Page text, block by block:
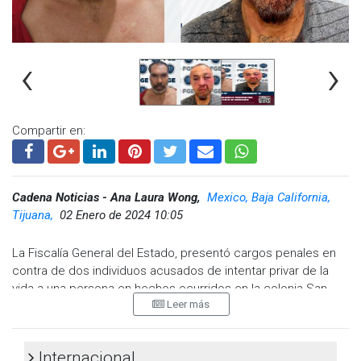
www.cadenanoticias.com
| Twitter:@cadena_noticias|
Facebook:
@cadenanoticiasmx| Instagram:
@CadenaNoticias |
‹ ›
Compartir en:
Cadena Noticias - Ana Laura Wong, Mexico, Baja California,
Tijuana, 02 Enero de 2024 10:05
La Fiscalía General del Estado, presentó cargos penales en
contra de dos individuos acusados de intentar privar de la
vida a una persona en hechos ocurridos en la colonia San
Luis, de la delegación Los Pinos, en Tijuana.
la víctima, de sexo masculino, se encontraba con un familiar,
Leer más